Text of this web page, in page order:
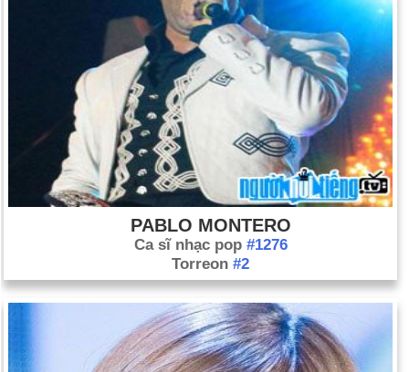
PABLO MONTERO
Ca sĩ nhạc pop #1276
Torreon #2